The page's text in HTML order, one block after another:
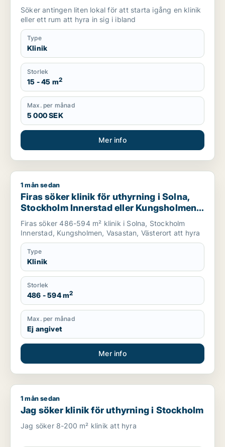
Söker antingen liten lokal för att starta igång en klinik
eller ett rum att hyra in sig i ibland
Type
Klinik
Storlek
15 - 45 m2
Max. per månad
5 000 SEK
Mer info
Firas söker klinik för uthyrning i Solna, Stockholm Innerstad
1 mån sedan
Firas söker klinik för uthyrning i Solna,
Stockholm Innerstad eller Kungsholmen
m.fl.
Firas söker 486-594 m² klinik i Solna, Stockholm
Innerstad, Kungsholmen, Vasastan, Västerort att hyra
Type
Klinik
Storlek
486 - 594 m2
Max. per månad
Ej angivet
Mer info
Jag söker klinik för uthyrning i Stockholm
1 mån sedan
Jag söker klinik för uthyrning i Stockholm
Jag söker 8-200 m² klinik att hyra